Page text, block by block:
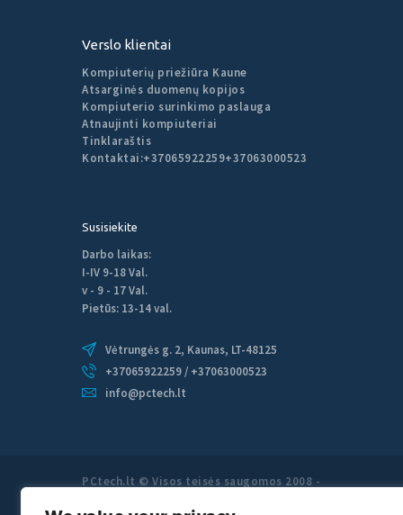
Verslo klientai
Kompiuterių priežiūra Kaune
Atsarginės duomenų kopijos
Kompiuterio surinkimo paslauga
Atnaujinti kompiuteriai
Tinklaraštis
Kontaktai:+37065922259+37063000523
Susisiekite
Darbo laikas:
I-IV 9-18 Val.
v - 9 - 17 Val.
Pietūs: 13-14 val.
Vėtrungės g. 2, Kaunas, LT-48125
+37065922259 / +37063000523
info@pctech.lt
PCtech.lt © Visos teisės saugomos 2008 -